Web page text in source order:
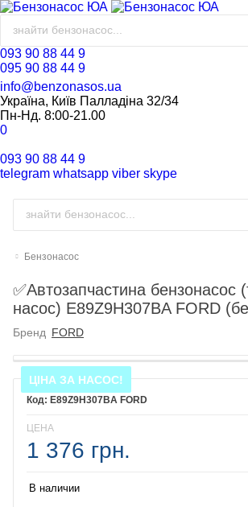
093 90 88 44 9
095 90 88 44 9
info@benzonasos.ua
Україна, Київ Палладіна 32/34
Пн-Нд. 8:00-21.00
0
093 90 88 44 9
telegram whatsapp viber skype
Бензонасос
✅Автозапчастина бензонасос
насос) E89Z9H307BA FORD
Бренд FORD
ЦІНА ЗА НАСОС!
E89Z9H307BA FORD
ЦЕНА
1 376 грн.
В наличии